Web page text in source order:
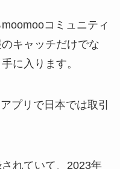
コミュニティ
キャッチだけでな
に入ります。
プリで日本では取引
れていて、2023年